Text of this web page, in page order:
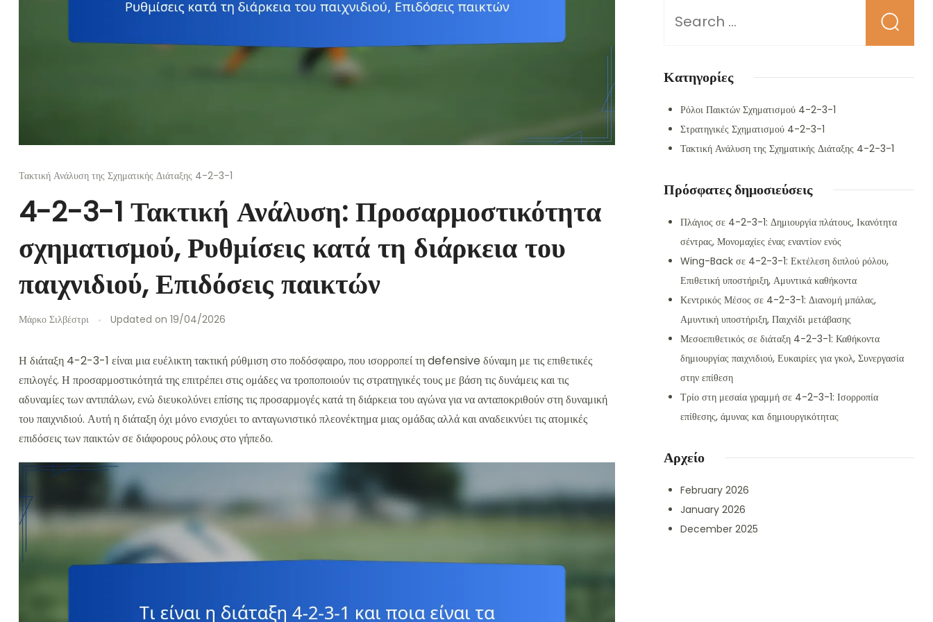
Τακτική Ανάλυση της Σχηματικής Διάταξης 4-2-3-1
4-2-3-1 Τακτική Ανάλυση: Προσαρμοστικότητα
σχηματισμού, Ρυθμίσεις κατά τη διάρκεια του
παιχνιδιού, Επιδόσεις παικτών
Μάρκο Σιλβέστρι Updated on 19/04/2026
Η διάταξη 4-2-3-1 είναι μια ευέλικτη τακτική ρύθμιση στο ποδόσφαιρο, που ισορροπεί τη defensive δύναμη με τις επιθετικές
επιλογές. Η προσαρμοστικότητά της επιτρέπει στις ομάδες να τροποποιούν τις στρατηγικές τους με βάση τις δυνάμεις και τις
αδυναμίες των αντιπάλων, ενώ διευκολύνει επίσης τις προσαρμογές κατά τη διάρκεια του αγώνα για να ανταποκριθούν στη δυναμική
του παιχνιδιού. Αυτή η διάταξη όχι μόνο ενισχύει το ανταγωνιστικό πλεονέκτημα μιας ομάδας αλλά και αναδεικνύει τις ατομικές
επιδόσεις των παικτών σε διάφορους ρόλους στο γήπεδο.
for
Κατηγορίες
Ρόλοι Παικτών Σχηματισμού 4-2-3-1
Στρατηγικές Σχηματισμού 4-2-3-1
Τακτική Ανάλυση της Σχηματικής Διάταξης 4-2-3-1
Πρόσφατες δημοσιεύσεις
Πλάγιος σε 4-2-3-1: Δημιουργία πλάτους, Ικανότητα
σέντρας, Μονομαχίες ένας εναντίον ενός
Wing-Back σε 4-2-3-1: Εκτέλεση διπλού ρόλου,
Επιθετική υποστήριξη, Αμυντικά καθήκοντα
Κεντρικός Μέσος σε 4-2-3-1: Διανομή μπάλας,
Αμυντική υποστήριξη, Παιχνίδι μετάβασης
Μεσοεπιθετικός σε διάταξη 4-2-3-1: Καθήκοντα
δημιουργίας παιχνιδιού, Ευκαιρίες για γκολ, Συνεργασία
στην επίθεση
Τρίο στη μεσαία γραμμή σε 4-2-3-1: Ισορροπία
επίθεσης, άμυνας και δημιουργικότητας
Αρχείο
February 2026
January 2026
December 2025